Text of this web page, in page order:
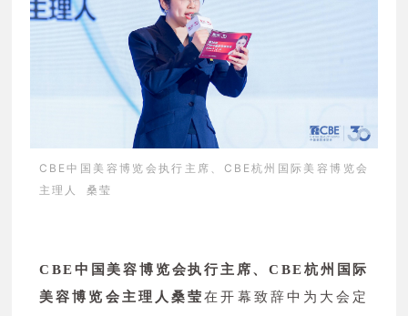
CBE中国美容博览会执行主席、CBE杭州国际美容博览会
主理人 桑莹
CBE中国美容博览会执行主席、CBE杭州国际
美容博览会主理人桑莹在开幕致辞中为大会定